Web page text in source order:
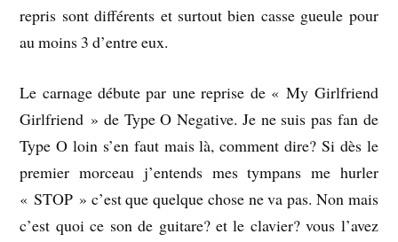
repris sont différents et surtout bien casse gueule pour
au moins 3 d’entre eux.
Le carnage débute par une reprise de « My Girlfriend
Girlfriend » de Type O Negative. Je ne suis pas fan de
Type O loin s’en faut mais là, comment dire? Si dès le
premier morceau j’entends mes tympans me hurler
« STOP » c’est que quelque chose ne va pas. Non mais
c’est quoi ce son de guitare? et le clavier? vous l’avez